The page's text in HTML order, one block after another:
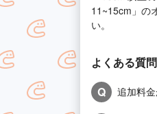
11~15cm」の
い。
よくある質
Q
追加料